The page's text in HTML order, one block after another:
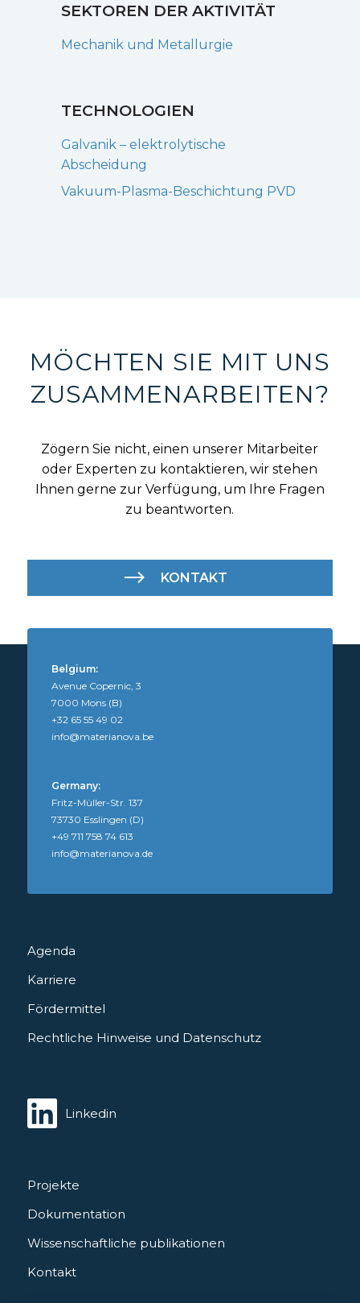
SEKTOREN DER AKTIVITÄT
Mechanik und Metallurgie
TECHNOLOGIEN
Galvanik – elektrolytische
Abscheidung
Vakuum-Plasma-Beschichtung PVD
MÖCHTEN SIE MIT UNS
ZUSAMMENARBEITEN?
Zögern Sie nicht, einen unserer Mitarbeiter
oder Experten zu kontaktieren, wir stehen
Ihnen gerne zur Verfügung, um Ihre Fragen
zu beantworten.
KONTAKT
Projekte
Dokumentation
Wissenschaftliche publikationen
Kontakt
Agenda
Karriere
Fördermittel
Rechtliche Hinweise und Datenschutz
Belgium:
Avenue Copernic, 3
7000 Mons (B)
+32 65 55 49 02
info@materianova.be
Germany:
Fritz-Müller-Str. 137
73730 Esslingen (D)
+49 711 758 74 613
info@materianova.de
Linkedin